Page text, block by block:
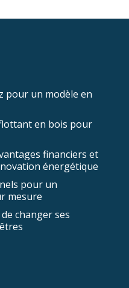
pour un modèle en
en bois pour
financiers et
énergétique
pour un
mesure
changer ses